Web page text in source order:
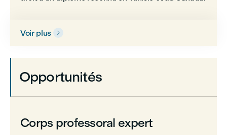
Voir plus 
Opportunités
Corps professoral expert